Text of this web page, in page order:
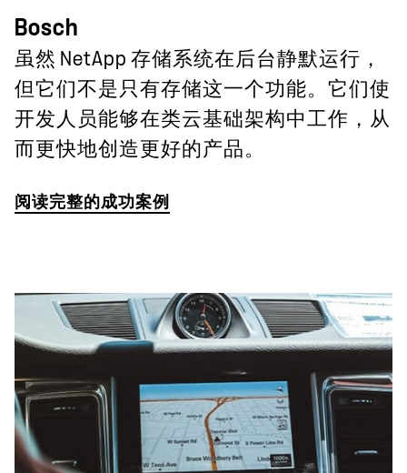
Bosch
虽然 NetApp 存储系统在后台静默运行，
但它们不是只有存储这一个功能。它们使
开发人员能够在类云基础架构中工作，从
而更快地创造更好的产品。
阅读完整的成功案例